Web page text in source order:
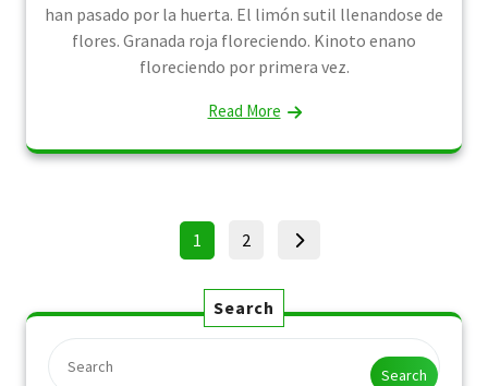
han pasado por la huerta. El limón sutil llenandose de
flores. Granada roja floreciendo. Kinoto enano
floreciendo por primera vez.
Read More
Posts
Page
1 Page
2
Search
Search